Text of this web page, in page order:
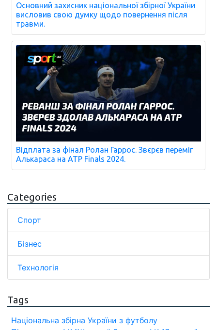
Основний захисник національної збірної України
висловив свою думку щодо повернення після
травми.
Відплата за фінал Ролан Гаррос. Звєрєв переміг
Алькараса на ATP Finals 2024.
Categories
Спорт
Бізнес
Технологія
Tags
Національна збірна України з футболу